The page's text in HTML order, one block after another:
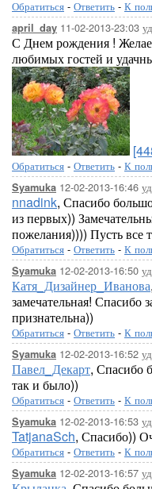
Обратиться - Ответить - К
april_day 11-02-2013-23:03
С Днем рождения !
любимых гостей и
Обратиться - Ответить - К
Syamuka 12-02-2013-16:46
nnadink, Спасибо
из первых))
пожелания)))) Пусть все
Обратиться - Ответить - К
Syamuka 12-02-2013-16:50
Катя_Дизайнер_Иванова
замечательная! Спасибо
признательна))
Обратиться - Ответить - К
Syamuka 12-02-2013-16:52
Павел_Декарт, Спасибо
так и было))
Обратиться - Ответить - К
Syamuka 12-02-2013-16:53
TatjanaSch, Спасибо))
Обратиться - Ответить - К
Syamuka 12-02-2013-16:57